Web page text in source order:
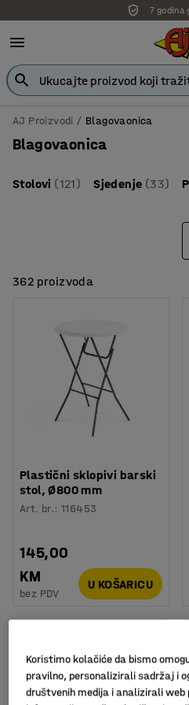
7 godina
AJ Proizvodi Blagovaonica
Blagovaonica
Stolovi (121) Sjedenje (33)
362 proizvoda
Plastični sklopivi barski
stol, Ø800 mm
Art. br.:116453
145,00
KM
bez PDV
U KOŠARICU
Koristimo kolačiće da bismo
pravilno, personalizirali sadržaj i
društvenih medija i analizirali web